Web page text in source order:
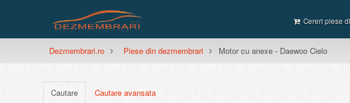
Cereri piese
Dezmembrari.ro Piese din dezmembrari Motor cu anexe - Daewoo Cielo
Cautare Cautare avansata